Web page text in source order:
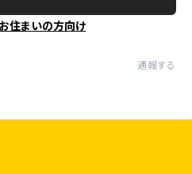
住まいの方向け
通報する